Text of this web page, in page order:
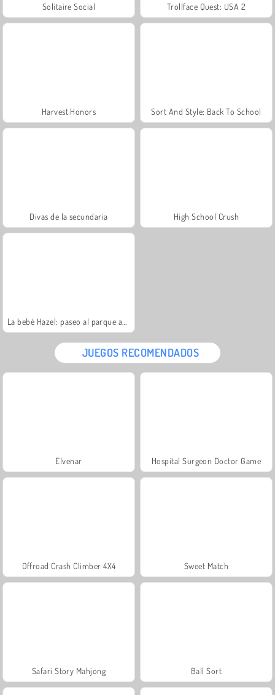
Solitaire Social Trollface Quest: USA 2
Harvest Honors Sort And Style: Back To School
Divas de la secundaria High School Crush
JUEGOS RECOMENDADOS
Elvenar Hospital Surgeon Doctor Game
Offroad Crash Climber 4X4 Sweet Match
Safari Story Mahjong Ball Sort